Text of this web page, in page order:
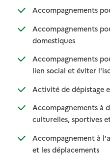
Accompagnements
Accompagnements
domestiques: disponible
: non disponible
Accompagnements
lien social et éviter
Activité de dépistage
Accompagnements à
culturelles, sportives
Accompagnement à
et les déplacements
:
: non